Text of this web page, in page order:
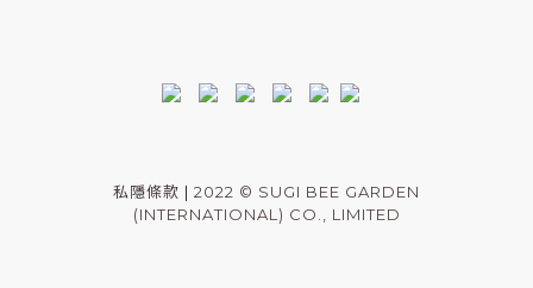
私隱條款 | 2022 © SUGI BEE GARDEN
(INTERNATIONAL) CO., LIMITED